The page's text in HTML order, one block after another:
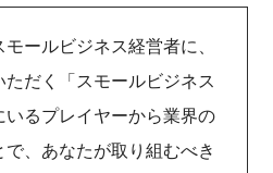
ールビジネス経営者に、
だく「スモールビジネス
るプレイヤーから業界の
、あなたが取り組むべき